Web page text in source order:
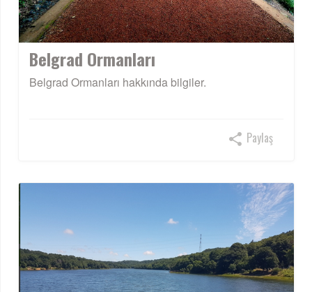
Belgrad Ormanları
Belgrad Ormanları hakkında bilgiler.
Paylaş